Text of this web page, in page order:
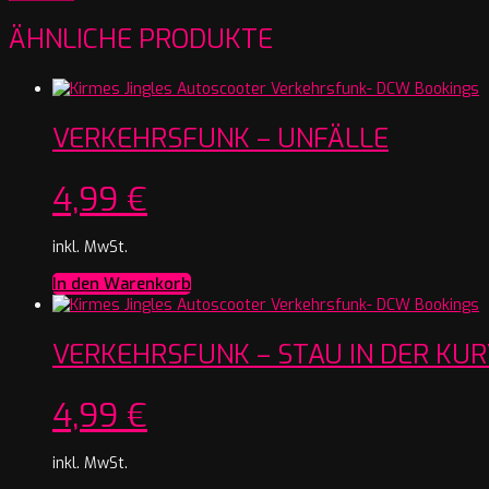
ÄHNLICHE PRODUKTE
VERKEHRSFUNK – UNFÄLLE
4,99 €
inkl. MwSt.
In den Warenkorb
VERKEHRSFUNK – STAU IN DER
4,99 €
inkl. MwSt.